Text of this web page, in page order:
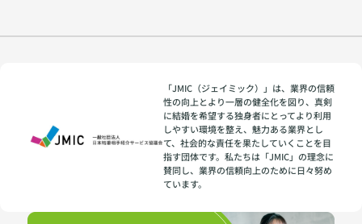
「JMIC（ジェイミック）」は、業界の信頼
性の向上とより一層の健全化を図り、真剣
に結婚を希望する独身者にとってより利用
しやすい環境を整え、魅力ある業界とし
て、社会的な責任を果たしていくことを目
指す団体です。私たちは「JMIC」の理念に
賛同し、業界の信頼向上のために日々努め
ています。